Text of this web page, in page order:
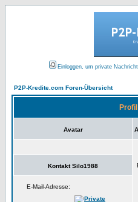
Einloggen, um private
P2P-Kredite.com Foren-Übersicht
Avatar
Kontakt Silo1988
E-Mail-Adresse: